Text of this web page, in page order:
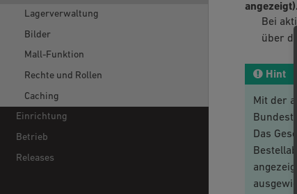
Lagerverwaltung
Bilder
Mall-Funktion
Rechte und Rollen
Caching
Einrichtung
Betrieb
Releases
angezeigt).
Bei
über
Hint
Mit der
Das